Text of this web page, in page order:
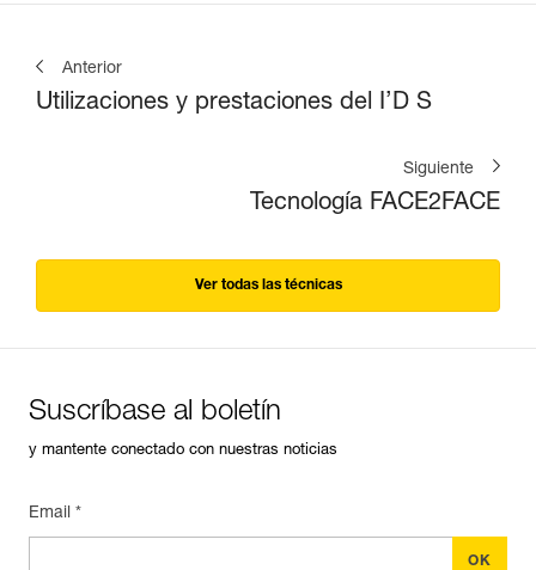
Anterior
Utilizaciones y prestaciones del I’D S
Siguiente
Tecnología FACE2FACE
Ver todas las técnicas
Suscríbase al boletín
y mantente conectado con nuestras noticias
Email *